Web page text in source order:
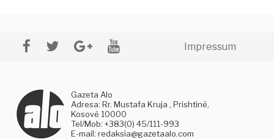
Impressum
Gazeta Alo
Adresa: Rr. Mustafa Kruja , Prishtinë,
Kosovë 10000
Tel/Mob: +383(0) 45/111-993
E-mail:redaksia@gazetaalo.com